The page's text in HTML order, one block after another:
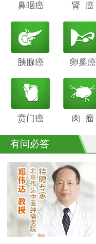
鼻咽癌 胆管癌肾 癌
胰腺癌 鳞癌
卵巢癌
贲门癌 阴茎癌肉 瘤
有问必答